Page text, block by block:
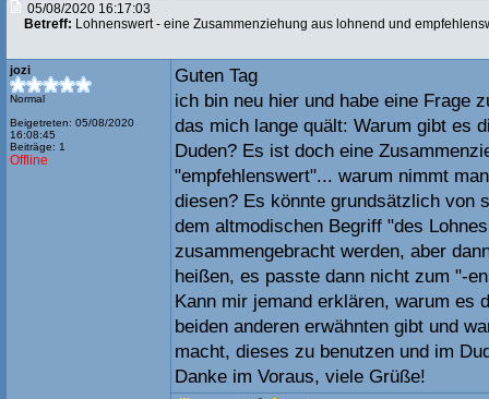
05/08/2020 16:17:03
Betreff: Lohnenswert - eine Zusammenziehung aus lohnend und
jozi
Normal
Beigetreten: 05/08/2020
16:08:45
Beiträge: 1
Offline
Guten Tag
ich bin neu hier und habe eine Frage
das mich lange quält: Warum gibt es
Duden? Es ist doch eine
"empfehlenswert"... warum nimmt
diesen? Es könnte grundsätzlich von
dem altmodischen Begriff "des
zusammengebracht werden, aber
heißen, es passte dann nicht zum "-
Kann mir jemand erklären, warum es
beiden anderen erwähnten gibt und
macht, dieses zu benutzen und im
Danke im Voraus, viele Grüße!